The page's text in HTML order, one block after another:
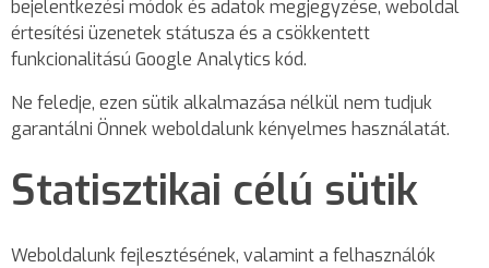
bejelentkezési módok és adatok megjegyzése, weboldal
értesítési üzenetek státusza és a csökkentett
funkcionalitású Google Analytics kód.
Ne feledje, ezen sütik alkalmazása nélkül nem tudjuk
garantálni Önnek weboldalunk kényelmes használatát.
Statisztikai célú sütik
Weboldalunk fejlesztésének, valamint a felhasználók